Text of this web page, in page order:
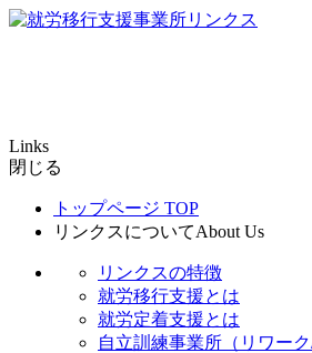
Links
閉じる
トップページ TOP
リンクスについてAbout Us
リンクスの特徴
就労移行支援とは
就労定着支援とは
自立訓練事業所（リワーク